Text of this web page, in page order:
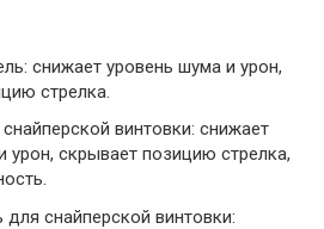
снижает уровень шума и урон,
стрелка.
винтовки: снижает
урон, скрывает позицию стрелка,
для снайперской винтовки: